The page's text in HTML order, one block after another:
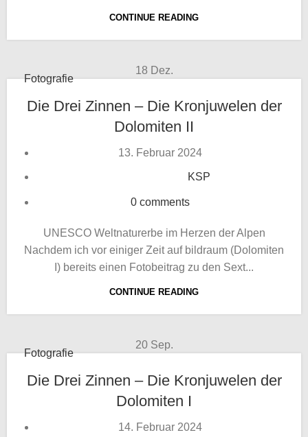
CONTINUE READING
18 Dez.
Fotografie
Die Drei Zinnen – Die Kronjuwelen der
Dolomiten II
13. Februar 2024
KSP
0 comments
UNESCO Weltnaturerbe im Herzen der Alpen
Nachdem ich vor einiger Zeit auf bildraum (Dolomiten
I) bereits einen Fotobeitrag zu den Sext...
CONTINUE READING
20 Sep.
Fotografie
Die Drei Zinnen – Die Kronjuwelen der
Dolomiten I
14. Februar 2024